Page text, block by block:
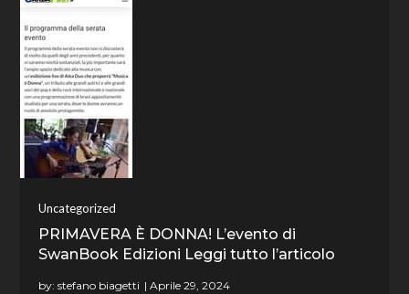
Uncategorized
PRIMAVERA È DONNA! L’evento di
SwanBook Edizioni Leggi tutto l’articolo
by:stefano biagetti